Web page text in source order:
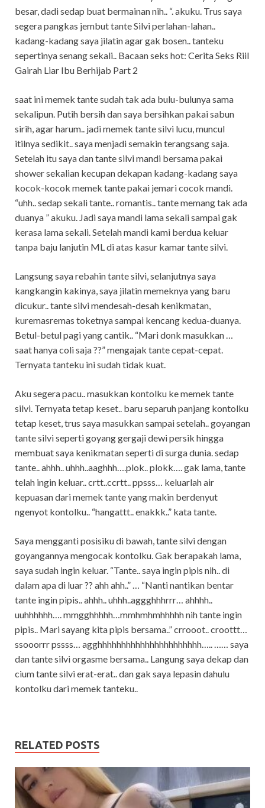
besar, dadi sedap buat bermainan nih.. “. akuku. Trus saya
segera pangkas jembut tante Silvi perlahan-lahan..
kadang-kadang saya jilatin agar gak bosen.. tanteku
sepertinya senang sekali.. Bacaan seks hot: Cerita Seks Riil
Gairah Liar Ibu Berhijab Part 2
saat ini memek tante sudah tak ada bulu-bulunya sama
sekalipun. Putih bersih dan saya bersihkan pakai sabun
sirih, agar harum.. jadi memek tante silvi lucu, muncul
itilnya sedikit.. saya menjadi semakin terangsang saja.
Setelah itu saya dan tante silvi mandi bersama pakai
shower sekalian kecupan dekapan kadang-kadang saya
kocok-kocok memek tante pakai jemari cocok mandi.
“uhh.. sedap sekali tante.. romantis.. tante memang tak ada
duanya ” akuku. Jadi saya mandi lama sekali sampai gak
kerasa lama sekali. Setelah mandi kami berdua keluar
tanpa baju lanjutin ML di atas kasur kamar tante silvi.
Langsung saya rebahin tante silvi, selanjutnya saya
kangkangin kakinya, saya jilatin memeknya yang baru
dicukur.. tante silvi mendesah-desah kenikmatan,
kuremasremas toketnya sampai kencang kedua-duanya.
Betul-betul pagi yang cantik.. “Mari donk masukkan …
saat hanya coli saja ??” mengajak tante cepat-cepat.
Ternyata tanteku ini sudah tidak kuat.
Aku segera pacu.. masukkan kontolku ke memek tante
silvi. Ternyata tetap keset.. baru separuh panjang kontolku
tetap keset, trus saya masukkan sampai setelah.. goyangan
tante silvi seperti goyang gergaji dewi persik hingga
membuat saya kenikmatan seperti di surga dunia. sedap
tante.. ahhh.. uhhh..aaghhh….plok.. plokk…. gak lama, tante
telah ingin keluar.. crtt..ccrtt.. ppsss… keluarlah air
kepuasan dari memek tante yang makin berdenyut
ngenyot kontolku.. “hangattt.. enakkk..” kata tante.
Saya mengganti posisiku di bawah, tante silvi dengan
goyangannya mengocak kontolku. Gak berapakah lama,
saya sudah ingin keluar. “Tante.. saya ingin pipis nih.. di
dalam apa di luar ?? ahh ahh..” … “Nanti nantikan bentar
tante ingin pipis.. ahhh.. uhhh..aggghhhrrr… ahhhh..
uuhhhhhh…. mmgghhhhh…mmhmhmhhhhh nih tante ingin
pipis.. Mari sayang kita pipis bersama..” crrooot.. croottt…
ssooorrr pssss… agghhhhhhhhhhhhhhhhhhhhhh….. …… saya
dan tante silvi orgasme bersama.. Langung saya dekap dan
cium tante silvi erat-erat.. dan gak saya lepasin dahulu
kontolku dari memek tanteku..
RELATED POSTS